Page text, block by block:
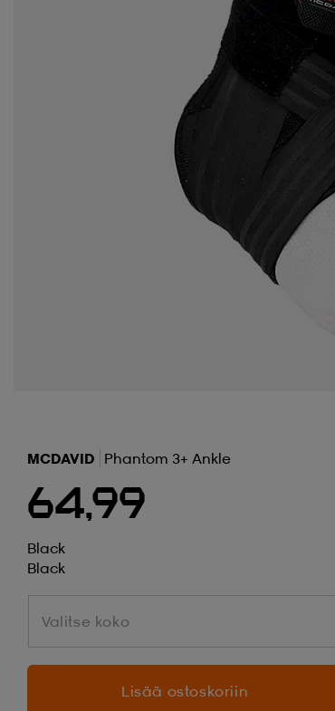
MCDAVID Phantom 3+ Ankle
64,99
Black
Black
Valitse koko
Valitse koko
Lisää ostoskoriin